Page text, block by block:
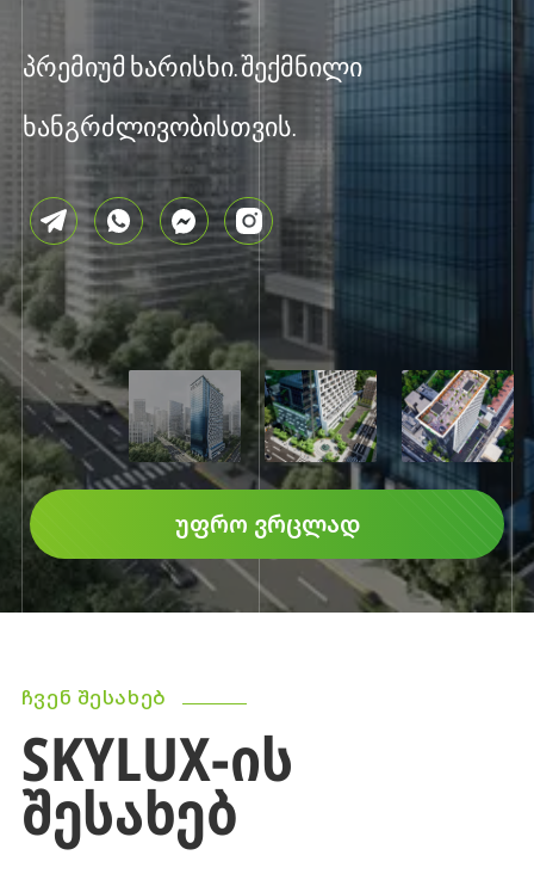
პრემიუმ ხარისხი. შექმნილი
ხანგრძლივობისთვის.
ᲣᲤᲠᲝ ᲕᲠᲪᲚᲐᲓ
ᲩᲕᲔᲜ ᲨᲔᲡᲐᲮᲔᲑ
SKYLUX-ᲘᲡ
ᲨᲔᲡᲐᲮᲔᲑ